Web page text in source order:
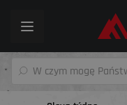
Toggle